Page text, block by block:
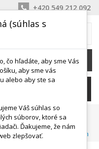
+420 549 212 092
Tejpovanie
Tejpovacia Páska 2,5cm
(súhlas s
čo hľadáte, aby sme Vás
aby sme vás
alebo aby ste sa
Váš súhlas so
súborov, ktoré sa
Ďakujeme, že nám
zlepšovať.